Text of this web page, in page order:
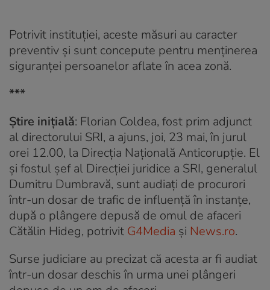
Potrivit instituţiei, aceste măsuri au caracter
preventiv şi sunt concepute pentru menţinerea
siguranţei persoanelor aflate în acea zonă.
***
Știre inițială: Florian Coldea, fost prim adjunct
al directorului SRI, a ajuns, joi, 23 mai, în jurul
orei 12.00, la Direcţia Naţională Anticorupţie. El
și fostul şef al Direcţiei juridice a SRI, generalul
Dumitru Dumbravă, sunt audiaţi de procurori
într-un dosar de trafic de influență în instanțe,
după o plângere depusă de omul de afaceri
Cătălin Hideg, potrivit G4Media și News.ro.
Surse judiciare au precizat că acesta ar fi audiat
într-un dosar deschis în urma unei plângeri